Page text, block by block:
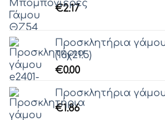
€2.17
Προσκλητήρια γάμου
(16χ21.5)
€0.00
Προσκλητήρια γάμου
€1.86